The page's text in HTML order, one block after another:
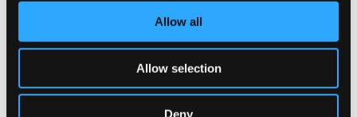
Allow all
Allow selection
Deny